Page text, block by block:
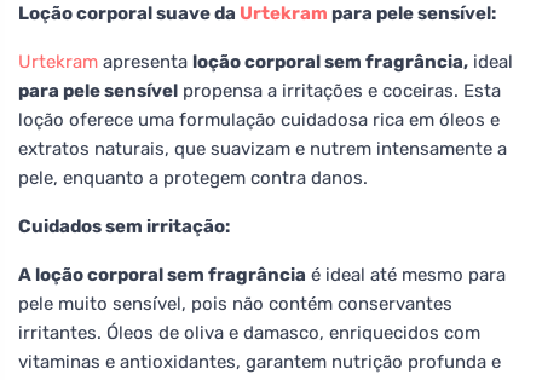
Loção corporal suave da Urtekram para pele sensível:
Urtekram apresenta loção corporal sem fragrância, ideal
para pele sensível propensa a irritações e coceiras. Esta
loção oferece uma formulação cuidadosa rica em óleos e
extratos naturais, que suavizam e nutrem intensamente a
pele, enquanto a protegem contra danos.
Cuidados sem irritação:
A loção corporal sem fragrância é ideal até mesmo para
pele muito sensível, pois não contém conservantes
irritantes. Óleos de oliva e damasco, enriquecidos com
vitaminas e antioxidantes, garantem nutrição profunda e